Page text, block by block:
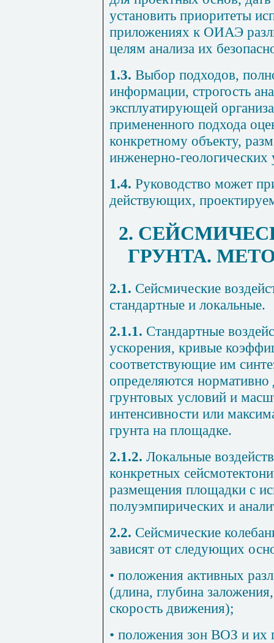
установить приоритеты
приложениях к ОИАЭ
целям анализа их
1.3. Выбор подходов,
информации, строгость
эксплуатирующей
примененного подхода
конкретному объекту,
инженерно-геологических
1.4. Руководство может
действующих,
2.
ГРУНТА.
2.1. Сейсмические
стандартные и локальные.
2.1.1. Стандартные
ускорения, кривые
соответствующие им
определяются
грунтовых условий и
интенсивности или
грунта на площадке.
2.1.2. Локальные
конкретных
размещения площадки с
полуэмпирических и
2.2. Сейсмические
зависят от следующих
• положения активных
(длина, глубина
скорость движения);
• положения зон ВОЗ и их